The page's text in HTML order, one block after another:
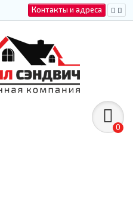
Контакты и адреса
0